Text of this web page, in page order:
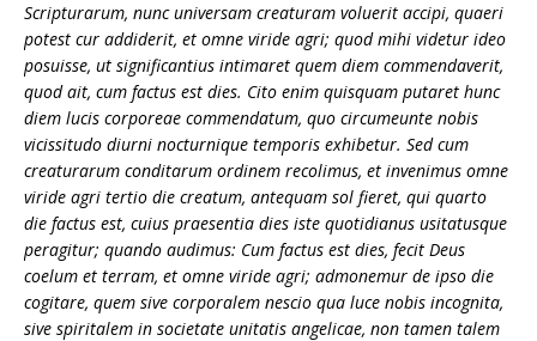
Scripturarum, nunc universam creaturam voluerit accipi, quaeri
potest cur addiderit, et omne viride agri; quod mihi videtur ideo
posuisse, ut significantius intimaret quem diem commendaverit,
quod ait, cum factus est dies. Cito enim quisquam putaret hunc
diem lucis corporeae commendatum, quo circumeunte nobis
vicissitudo diurni nocturnique temporis exhibetur. Sed cum
creaturarum conditarum ordinem recolimus, et invenimus omne
viride agri tertio die creatum, antequam sol fieret, qui quarto
die factus est, cuius praesentia dies iste quotidianus usitatusque
peragitur; quando audimus: Cum factus est dies, fecit Deus
coelum et terram, et omne viride agri; admonemur de ipso die
cogitare, quem sive corporalem nescio qua luce nobis incognita,
sive spiritalem in societate unitatis angelicae, non tamen talem